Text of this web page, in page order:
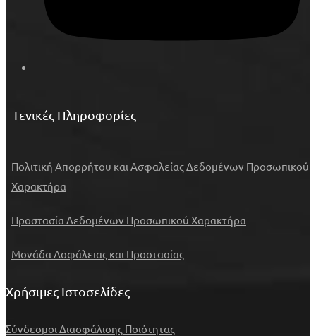
Γενικές Πληροφορίες
Πολιτική Απορρήτου και Ασφαλείας Δεδομένων Προσωπικού
Χαρακτήρα
Προστασία Δεδομένων Προσωπικού Χαρακτήρα
Μονάδα Ασφάλειας και Προστασίας
Χρήσιμες Ιστοσελίδες
Σύνδεσμοι Διασφάλισης Ποιότητας